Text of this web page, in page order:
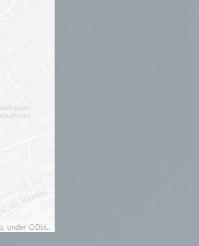
under ODbL.